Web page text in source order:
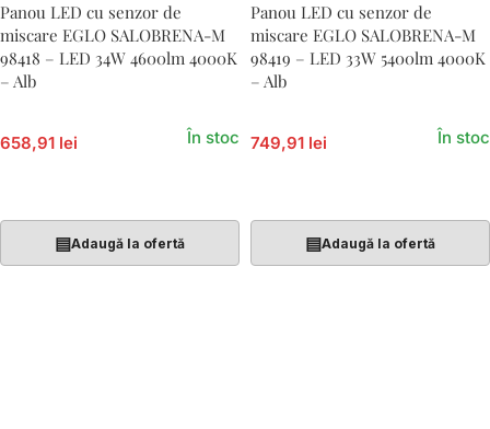
Panou LED cu senzor de
miscare EGLO SALOBRENA-M
98418 – LED 34W 4600lm 4000K
– Alb
658,91 lei În stoc
▤Adaugă la ofertă
Panou LED cu senzor de
miscare EGLO SALOBRENA-M
98419 – LED 33W 5400lm 4000K
– Alb
749,91 lei În stoc
▤Adaugă la ofertă